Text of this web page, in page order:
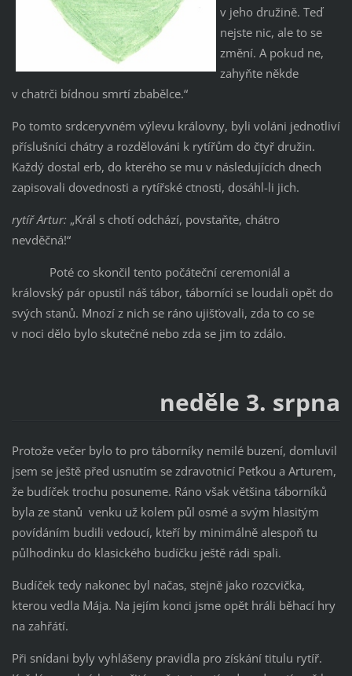
v jeho družině. Teď
nejste nic, ale to se
změní. A pokud ne,
zahyňte někde
v chatrči bídnou smrtí zbabělce.“
Po tomto srdceryvném výlevu královny, byli voláni jednotliví
příslušníci chátry a rozdělováni k rytířům do čtyř družin.
Každý dostal erb, do kterého se mu v následujících dnech
zapisovali dovednosti a rytířské ctnosti, dosáhl-li jich.
rytíř Artur:„Král s chotí odchází, povstaňte, chátro
nevděčná!“
Poté co skončil tento počáteční ceremoniál a
královský pár opustil náš tábor, táborníci se loudali opět do
svých stanů. Mnozí z nich se ráno ujišťovali, zda to co se
v noci dělo bylo skutečné nebo zda se jim to zdálo.
neděle 3. srpna
Protože večer bylo to pro táborníky nemilé buzení, domluvil
jsem se ještě před usnutím se zdravotnicí Peťkou a Arturem,
že budíček trochu posuneme. Ráno však většina táborníků
byla ze stanů venku už kolem půl osmé a svým hlasitým
povídáním budili vedoucí, kteří by minimálně alespoň tu
půlhodinku do klasického budíčku ještě rádi spali.
Budíček tedy nakonec byl načas, stejně jako rozcvička,
kterou vedla Mája. Na jejím konci jsme opět hráli běhací hry
na zahřátí.
Při snídani byly vyhlášeny pravidla pro získání titulu rytíř.